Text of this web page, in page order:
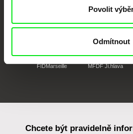
Povolit
Odmítnout
FIDMarseille MFDF Ji.hlava
Chcete být pravidelně